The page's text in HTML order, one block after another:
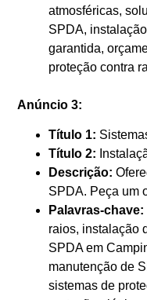
atmosféricas,
SPDA,
garantida,
proteção contra
Anúncio 3:
Título 1:
Título 2:
Descrição:
SPDA. Peça um
Palavras-chave:
raios, instalação
SPDA em
manutenção de
sistemas de